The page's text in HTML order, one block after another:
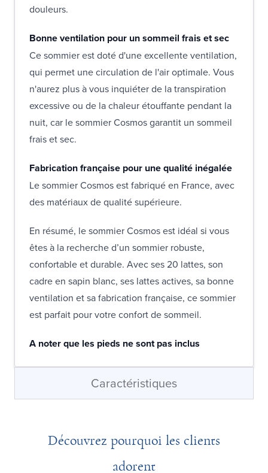
douleurs.
Bonne ventilation pour un sommeil frais et sec
Ce sommier est doté d'une excellente ventilation,
qui permet une circulation de l'air optimale. Vous
n'aurez plus à vous inquiéter de la transpiration
excessive ou de la chaleur étouffante pendant la
nuit, car le sommier Cosmos garantit un sommeil
frais et sec.
Fabrication française pour une qualité inégalée
Le sommier Cosmos est fabriqué en France, avec
des matériaux de qualité supérieure.
En résumé, le sommier Cosmos est idéal si vous
êtes à la recherche d’un sommier robuste,
confortable et durable. Avec ses 20 lattes, son
cadre en sapin blanc, ses lattes actives, sa bonne
ventilation et sa fabrication française, ce sommier
est parfait pour votre confort de sommeil.
A noter que les pieds ne sont pas inclus
Caractéristiques
Découvrez pourquoi les clients
adorent